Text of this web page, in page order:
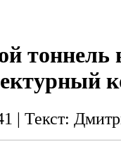
тоннель
| Текст: